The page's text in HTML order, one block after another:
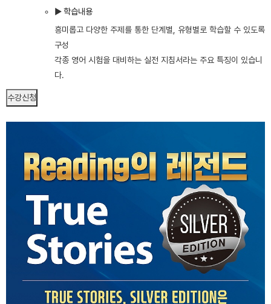
▶ 학습내용
흥미롭고 다양한 주제를 통한 단계별, 유형별로 학습할 수 있도록
구성
각종 영어 시험을 대비하는 실전 지침서라는 주요 특징이 있습니
다.
수강신청